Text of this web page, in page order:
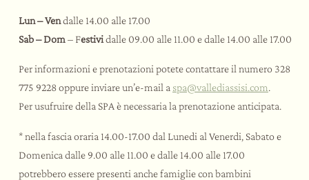
Lun – Vendalle 14.00 alle 17.00
Sab – Dom – Festividalle 09.00 alle 11.00 e dalle 14.00 alle 17.00
Per informazioni e prenotazioni potete contattare il numero 328
775 9228 oppure inviare un’e-mail a spa@vallediassisi.com.
Per usufruire della SPA è necessaria la prenotazione anticipata.
* nella fascia oraria 14.00-17.00 dal Lunedi al Venerdi, Sabato e
Domenica dalle 9.00 alle 11.00 e dalle 14.00 alle 17.00
potrebbero essere presenti anche famiglie con bambini